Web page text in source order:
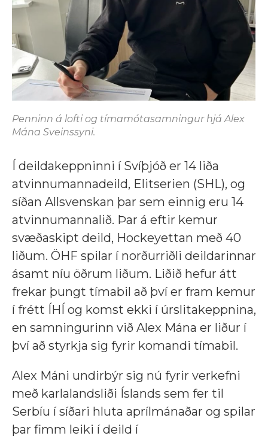
Penninn á lofti og tímamótasamningur hjá Alex
Mána Sveinssyni.
Í deildakeppninni í Svíþjóð er 14 liða
atvinnumannadeild, Elitserien (SHL), og
síðan Allsvenskan þar sem einnig eru 14
atvinnumannalið. Þar á eftir kemur
svæðaskipt deild, Hockeyettan með 40
liðum. ÖHF spilar í norðurriðli deildarinnar
ásamt níu öðrum liðum. Liðið hefur átt
frekar þungt tímabil að því er fram kemur
í frétt ÍHÍ og komst ekki í úrslitakeppnina,
en samningurinn við Alex Mána er liður í
því að styrkja sig fyrir komandi tímabil.
Alex Máni undirbýr sig nú fyrir verkefni
með karlalandsliði Íslands sem fer til
Serbíu í síðari hluta aprílmánaðar og spilar
þar fimm leiki í deild í